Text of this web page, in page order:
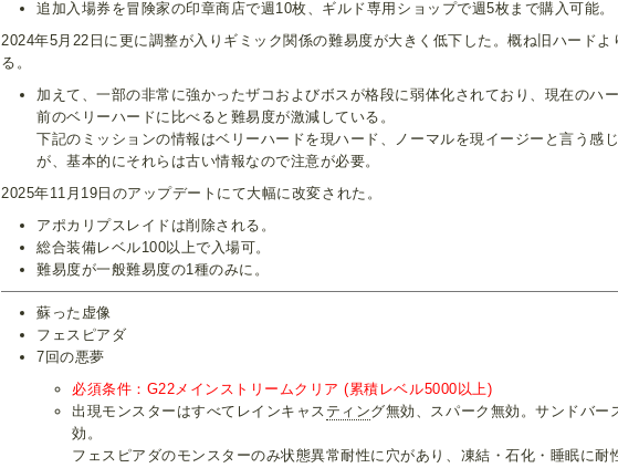
追加入場券を冒険家の印章商店で週10枚、ギルド専用ショップで週5枚まで購入可能。
2024年5月22日に更に調整が入りギミック関係の難易度が大きく低下した。概ね旧ハードよ
る。
加えて、一部の非常に強かったザコおよびボスが格段に弱体化されており、現在のハ
前のベリーハードに比べると難易度が激減している。
下記のミッションの情報はベリーハードを現ハード、ノーマルを現イージーと言う感
が、基本的にそれらは古い情報なので注意が必要。
2025年11月19日のアップデートにて大幅に改変された。
アポカリプスレイドは削除される。
総合装備レベル100以上で入場可。
難易度が一般難易度の1種のみに。
蘇った虚像
フェスピアダ
7回の悪夢
必須条件：G22メインストリームクリア (累積レベル5000以上)
出現モンスターはすべてレインキャス ティング無効、スパーク無効。サンドバー
効。
フェスピアダのモンスターのみ状態異常耐性に穴があり、凍結・石化・睡眠に耐